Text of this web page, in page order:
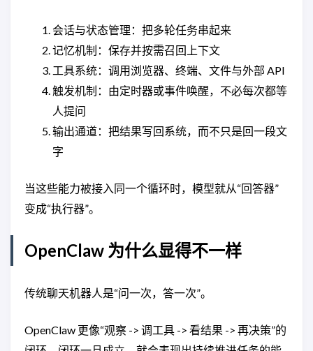
会话与状态管理：把多轮任务串起来
记忆机制：保存并按需召回上下文
工具系统：调用浏览器、终端、文件与外部 API
触发机制：由定时器或事件唤醒，不必每次都等
人提问
输出通道：把结果写回系统，而不只是回一段文
字
当这些能力被接入同一个循环时，模型就从“回答器”
变成“执行器”。
OpenClaw 为什么显得不一样
传统聊天机器人是“问一次，答一次”。
OpenClaw 更像“观察 -> 调工具 -> 看结果 -> 再决策”的